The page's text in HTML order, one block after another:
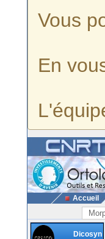
Vous
En
Accueil
Dicosyn